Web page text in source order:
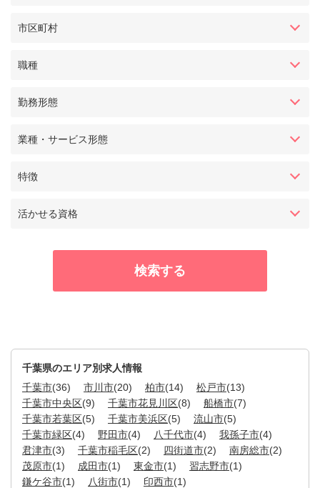
市区町村
職種
勤務形態
業種・サービス形態
特徴
活かせる資格
千葉県のエリア別求人情報
千葉市(36) 市川市(20) 柏市(14) 松戸市(13)
千葉市中央区(9) 千葉市花見川区(8) 船橋市(7)
千葉市若葉区(5) 千葉市美浜区(5) 流山市(5)
千葉市緑区(4) 野田市(4) 八千代市(4) 我孫子市(4)
君津市(3) 千葉市稲毛区(2) 四街道市(2) 南房総市(2)
茂原市(1) 成田市(1) 東金市(1) 習志野市(1)
鎌ケ谷市(1) 八街市(1) 印西市(1)